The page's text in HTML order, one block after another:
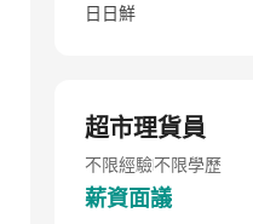
日日鮮
超市理貨員
不限經驗不限學歷
薪資面議